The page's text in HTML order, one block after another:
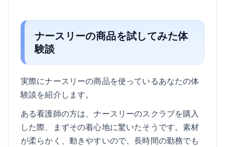
ナースリーの商品を試してみた体
験談
実際にナースリーの商品を使っているあなたの体
験談を紹介します。
ある看護師の方は、ナースリーのスクラブを購入
した際、まずその着心地に驚いたそうです。素材
が柔らかく、動きやすいので、長時間の勤務でも